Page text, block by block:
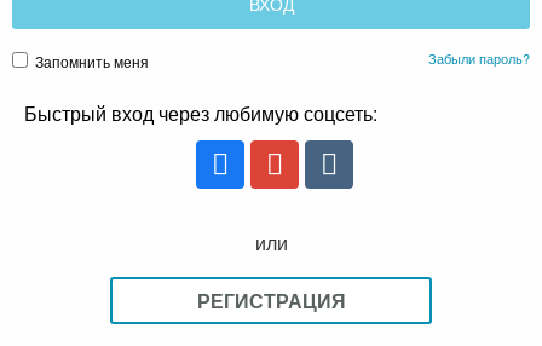
Запомнить меня Забыли пароль?
Быстрый вход через любимую соцсеть:
или
РЕГИСТРАЦИЯ